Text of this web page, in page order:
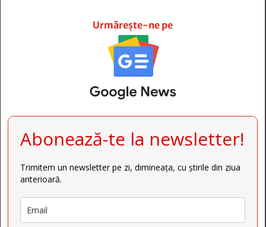
Urmărește-ne pe
Abonează-te la newsletter!
Trimitem un newsletter pe zi, dimineața, cu știrile din ziua
anterioară.